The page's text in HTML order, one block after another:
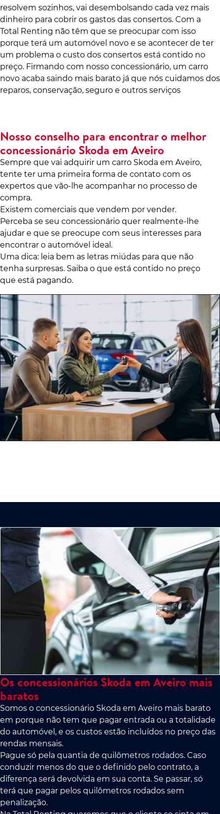
resolvem sozinhos, vai desembolsando cada vez mais
dinheiro para cobrir os gastos das consertos. Com a
Total Renting não têm que se preocupar com isso
porque terá um automóvel novo e se acontecer de ter
um problema o custo dos consertos está contido no
preço. Firmando com nosso concessionário, um carro
novo acaba saindo mais barato já que nós cuidamos dos
reparos, conservação, seguro e outros serviços
Nosso conselho para encontrar o melhor
concessionário Skoda em Aveiro
Sempre que vai adquirir um carro Skoda em Aveiro,
tente ter uma primeira forma de contato com os
expertos que vão-lhe acompanhar no processo de
compra.
Existem comerciais que vendem por vender.
Perceba se seu concessionário quer realmente-lhe
ajudar e que se preocupe com seus interesses para
encontrar o automóvel ideal.
Uma dica: leia bem as letras miúdas para que não
tenha surpresas. Saiba o que está contido no preço
que está pagando.
Os concessionários Skoda em Aveiro mais
baratos
Somos o concessionário Skoda em Aveiro mais barato
em porque não tem que pagar entrada ou a totalidade
do automóvel, e os custos estão incluídos no preço das
rendas mensais.
Pague só pela quantia de quilômetros rodados. Caso
conduzir menos do que o definido pelo contrato, a
diferença será devolvida em sua conta. Se passar, só
terá que pagar pelos quilômetros rodados sem
penalização.